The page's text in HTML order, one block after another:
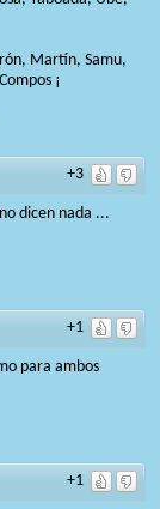
Martín, Samu,
¡
+3
dicen nada ...
+1
para ambos
+1